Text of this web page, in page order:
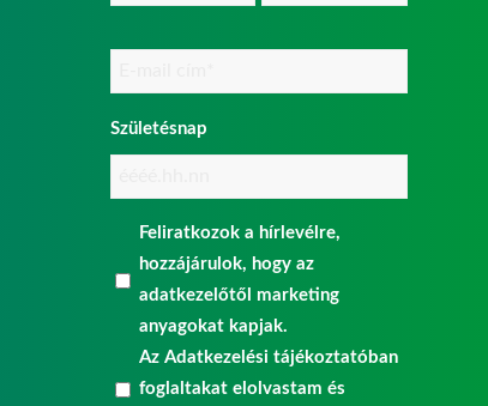
(Kötelező)
(Kötelező)
Születésnap
Adatkezelési
hozzájárulás
(Kötelező)
Feliratkozok a hírlevélre,
hozzájárulok, hogy az
adatkezelőtől marketing
anyagokat kapjak.
Az Adatkezelési tájékoztatóban
foglaltakat elolvastam és